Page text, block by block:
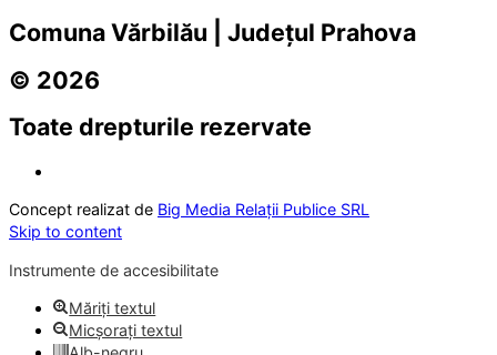
Comuna Vărbilău | Județul Prahova
© 2026
Toate drepturile rezervate
Concept realizat de Big Media Relații Publice SRL
Skip to content
Instrumente de accesibilitate
Măriți textul
Micșorați textul